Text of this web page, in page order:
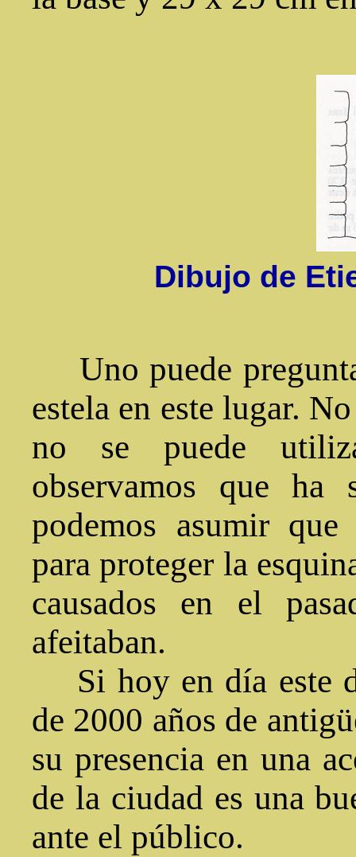
Dibujo de
Uno puede
estela en este lugar.
no se puede
observamos que ha
podemos asumir
para proteger la
causados en el
afeitaban.
Si hoy en día este
de 2000 años de
su presencia en una
de la ciudad es una
ante el público.